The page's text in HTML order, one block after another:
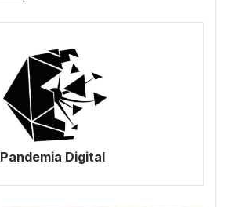
Pandemia Digital